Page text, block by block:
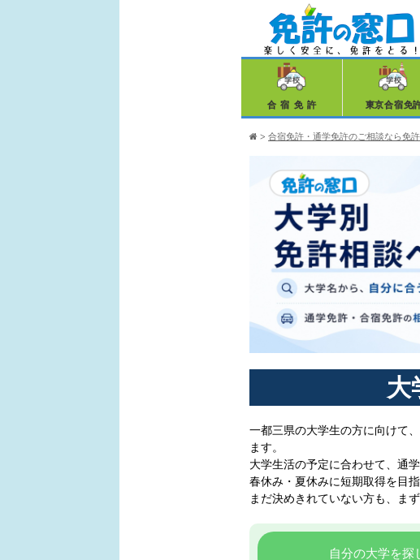
合宿免許 東京合宿免
> 合宿免許・通学免許のご相談なら免
大
一都三県の大学生の方に向けて
ます。
大学生活の予定に合わせて、通
春休み・夏休みに短期取得を目
まだ決めきれていない方も、ま
自分の大学を探